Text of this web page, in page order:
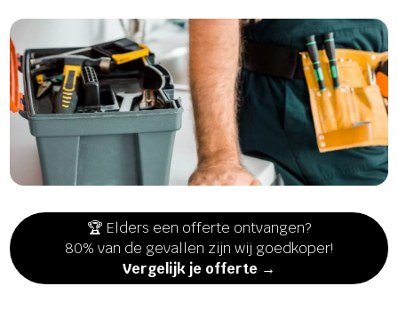
🏆 Elders een offerte ontvangen?
80% van de gevallen zijn wij goedkoper!
Vergelijk je offerte →